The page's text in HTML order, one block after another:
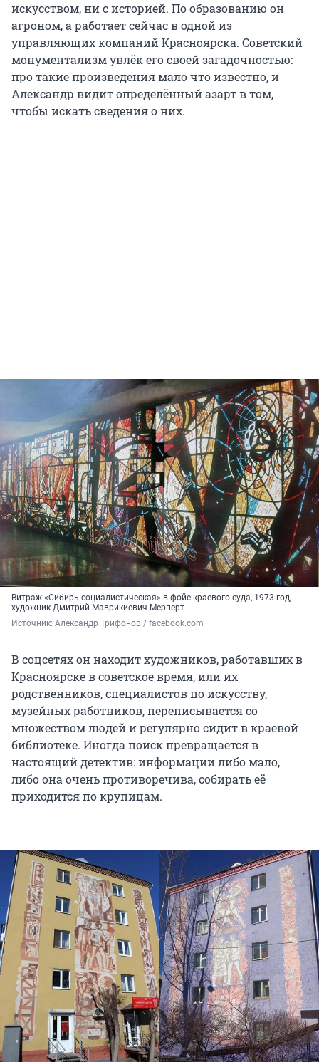
искусством, ни с историей. По образованию он
агроном, а работает сейчас в одной из
управляющих компаний Красноярска. Советский
монументализм увлёк его своей загадочностью:
про такие произведения мало что известно, и
Александр видит определённый азарт в том,
чтобы искать сведения о них.
Витраж «Сибирь социалистическая» в фойе краевого суда, 1973 год,
художник Дмитрий Маврикиевич Мерперт
Источник: Александр Трифонов / facebook.com
В соцсетях он находит художников, работавших в
Красноярске в советское время, или их
родственников, специалистов по искусству,
музейных работников, переписывается со
множеством людей и регулярно сидит в краевой
библиотеке. Иногда поиск превращается в
настоящий детектив: информации либо мало,
либо она очень противоречива, собирать её
приходится по крупицам.